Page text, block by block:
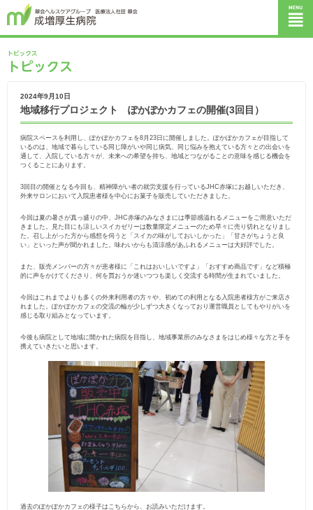
2024年9月10日
地域移行プロジェクト ぽかぽかカフェの開催(3回目）
病院スペースを利用し、ぽかぽかカフェを8月23日に開催しました。ぽかぽかカフェが目指して
いるのは、地域で暮らしている同じ障がいや同じ病気、同じ悩みを抱えている方々との出会いを
通して、入院している方々が、未来への希望を持ち、地域とつながることの意味を感じる機会を
つくることにあります。
3回目の開催となる今回も、精神障がい者の就労支援を行っているJHC赤塚にお越しいただき、
外来サロンにおいて入院患者様を中心にお菓子を販売していただきました。
今回は夏の暑さが真っ盛りの中、JHC赤塚のみなさまには季節感溢れるメニューをご用意いただ
きました。見た目にも涼しいスイカゼリーは数量限定メニューのため早々に売り切れとなりまし
た。召し上がった方から感想を伺うと「スイカの味がしておいしかった」「甘さがちょうと良
い」といった声が聞かれました。味わいからも清涼感があふれるメニューは大好評でした。
また、販売メンバーの方々が患者様に「これはおいしいですよ」「おすすめ商品です」など積極
的に声をかけてくださり、何を買おうか迷いつつも楽しく交流する時間が生まれていました。
今回はこれまでよりも多くの外来利用者の方々や、初めての利用となる入院患者様方がご来店さ
れました。ぽかぽかカフェの交流の輪が少しずつ大きくなっており運営職員としてもやりがいを
感じる取り組みとなっています。
今後も病院として地域に開かれた病院を目指し、地域事業所のみなさまをはじめ様々な方と手を
携えていきたいと思います。
過去のぽかぽかカフェの様子はこちらから、お読みいただけます。